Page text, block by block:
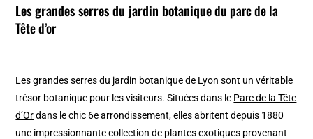
Les grandes serres du jardin botaniquedu parc de la
Tête d’or
Les grandes serres du jardin botanique de Lyon sont un véritable
trésor botanique pour les visiteurs. Situées dans le Parc de la Tête
d’Ordans le chic 6e arrondissement, elles abritent depuis 1880
une impressionnante collection de plantes exotiques provenant